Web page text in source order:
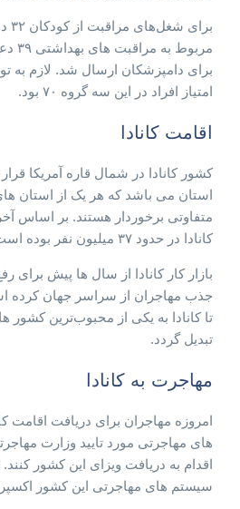
برای دامپزشکان ارسال شد. لازم به
امتیاز افراد در این سه گروه ۷۰ بود.
اقامت کانادا
استان می باشد که هر یک از استان
متفاوتی برخوردار هستند. بر اساس
کانادا در حدود ۳۷ میلیون نفر بوده است.
بازار کار کانادا از سال ها پیش برای
جذب مهاجران از سراسر جهان کرده
تا کانادا به یکی از محبوب‌ترین کشور
تبدیل گردد.
مهاجرت به کانادا
امروزه مهاجران برای دریافت اقامت
های مهاجرتی مورد تایید وزارت
اقدام به دریافت ویزای این کشور
سیستم های مهاجرتی این کشور